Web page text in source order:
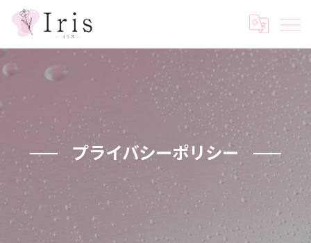
プライバシーポリシー